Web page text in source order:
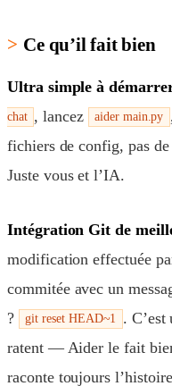
Ce qu’il fait bien
Ultra simple à
chat , lancez aider main.py
fichiers de config, pas de
Juste vous et l’IA.
Intégration Git de
modification effectuée
commitée avec un
?
git reset HEAD~1
.
ratent — Aider le fait
raconte toujours